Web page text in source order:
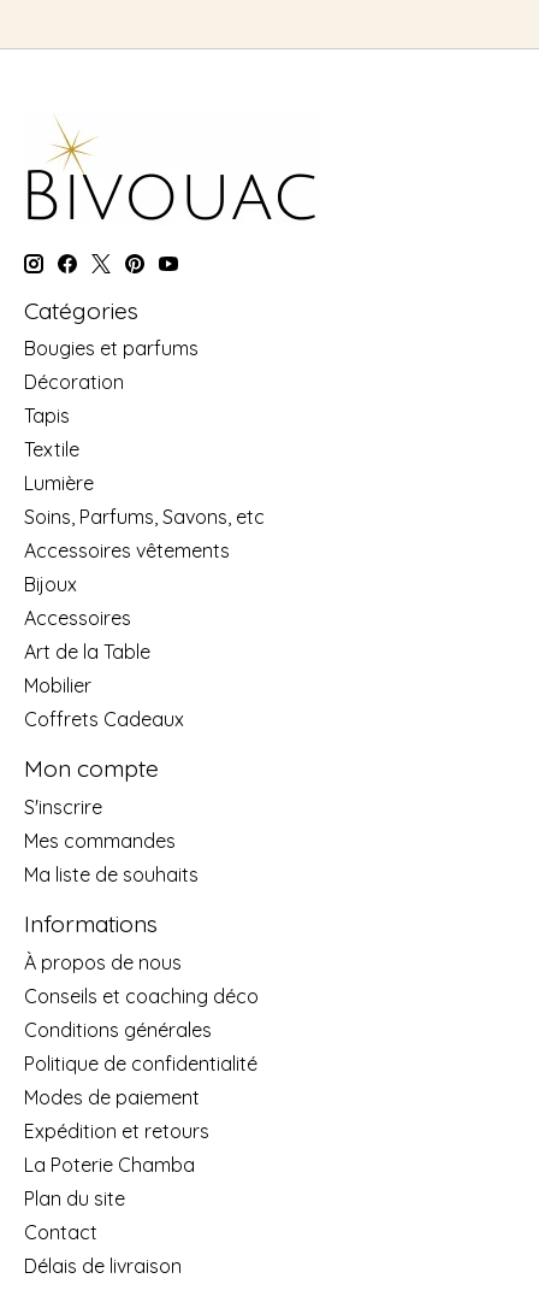
Catégories
Bougies et parfums
Décoration
Tapis
Textile
Lumière
Soins, Parfums, Savons, etc
Accessoires vêtements
Bijoux
Accessoires
Art de la Table
Mobilier
Coffrets Cadeaux
Mon compte
S'inscrire
Mes commandes
Ma liste de souhaits
Informations
À propos de nous
Conseils et coaching déco
Conditions générales
Politique de confidentialité
Modes de paiement
Expédition et retours
La Poterie Chamba
Plan du site
Contact
Délais de livraison